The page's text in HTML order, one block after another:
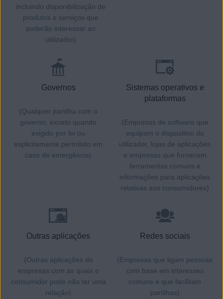
incluindo disponibilização de
produtos e serviços que
poderão interessar ao
utilizador)
Governos
(Qualquer partilha com o
governo, exceto quando
exigido por lei ou
explicitamente permitido em
caso de emergência)
Sistemas operativos e
plataformas
(Empresas de software que
equipam o dispositivo do
utilizador, lojas de aplicações
e empresas que fornecem
ferramentas comuns e
informações para aplicações
relativas aos consumidores)
Outras aplicações
(Outras aplicações de
empresas com as quais o
consumidor pode não ter uma
relação)
Redes sociais
(Empresas que ligam pessoas
com base em interesses
comuns e que facilitam
partilhas)